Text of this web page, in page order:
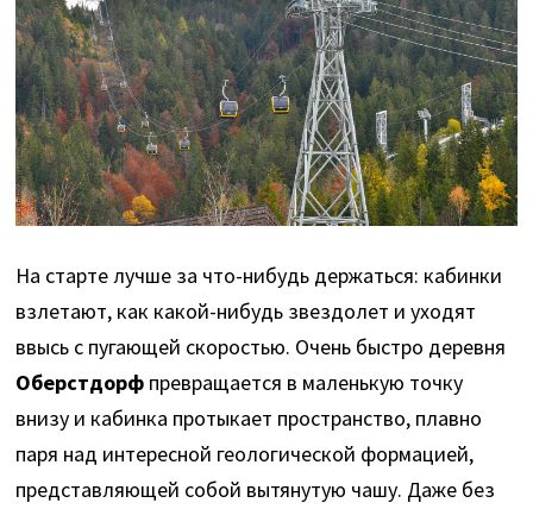
На старте лучше за что-нибудь держаться: кабинки
взлетают, как какой-нибудь звездолет и уходят
ввысь с пугающей скоростью. Очень быстро деревня
Оберстдорф превращается в маленькую точку
внизу и кабинка протыкает пространство, плавно
паря над интересной геологической формацией,
представляющей собой вытянутую чашу. Даже без